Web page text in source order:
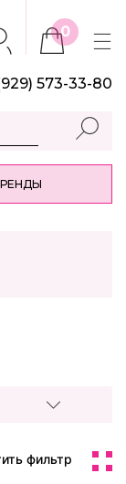
0
573-33-80
фильтр